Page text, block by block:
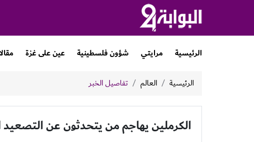
الرئيسية مرايتي شؤون فلسطينية عين على غزة
الرئيسية العالم تفاصيل الخبر
الكرملين يهاجم من يتحدثون عن